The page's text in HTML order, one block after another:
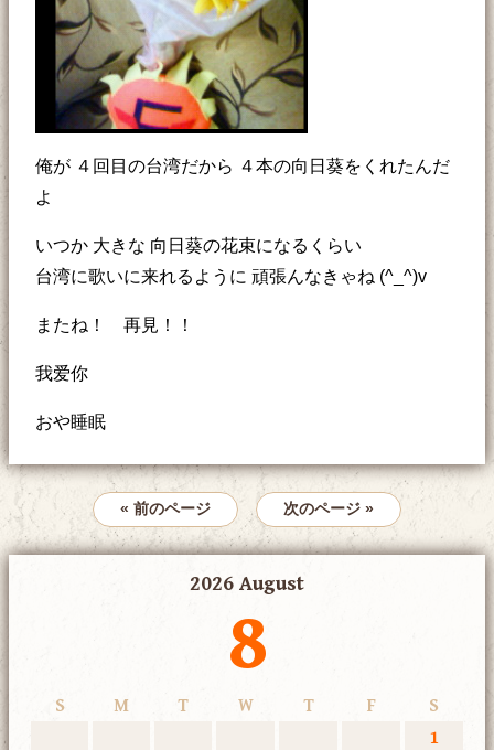
俺が ４回目の台湾だから ４本の向日葵をくれたんだ
よ
いつか 大きな 向日葵の花束になるくらい
台湾に歌いに来れるように 頑張んなきゃね (^_^)v
またね！ 再見！！
我爱你
おや睡眠
« 前のページ 次のページ »
2026 August
8
S M T W T F
S
1